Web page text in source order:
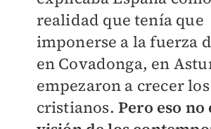
realidad que tenía que
imponerse a la fuerza
en Covadonga, en
empezaron a crecer
cristianos. Pero eso no